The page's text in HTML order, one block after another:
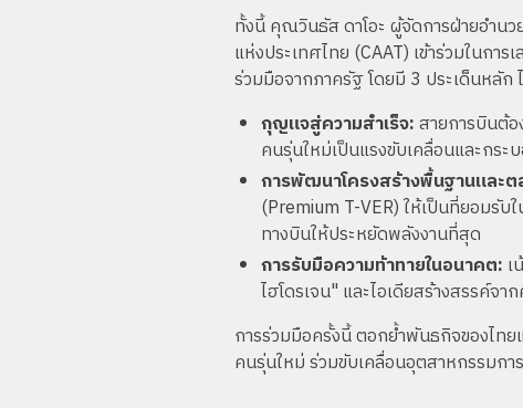
ทั้งนี้ คุณวินธัส ดาโอะ ผู้จัดการฝ่ายอำน
แห่งประเทศไทย (CAAT) เข้าร่วมในก
ร่วมมือจากภาครัฐ โดยมี 3 ประเด็นหลัก
กุญแจสู่ความสำเร็จ:สายการบินต้
คนรุ่นใหม่เป็นแรงขับเคลื่อนและกระ
การพัฒนาโครงสร้างพื้นฐานและ
(Premium T-VER) ให้เป็นที่ยอมรั
ทางบินให้ประหยัดพลังงานที่สุด
การรับมือความท้าทายในอนาคต:
ไฮโดรเจน" และไอเดียสร้างสรรค์จ
การร่วมมือครั้งนี้ ตอกย้ำพันธกิจของไท
คนรุ่นใหม่ ร่วมขับเคลื่อนอุตสาหกรรมก